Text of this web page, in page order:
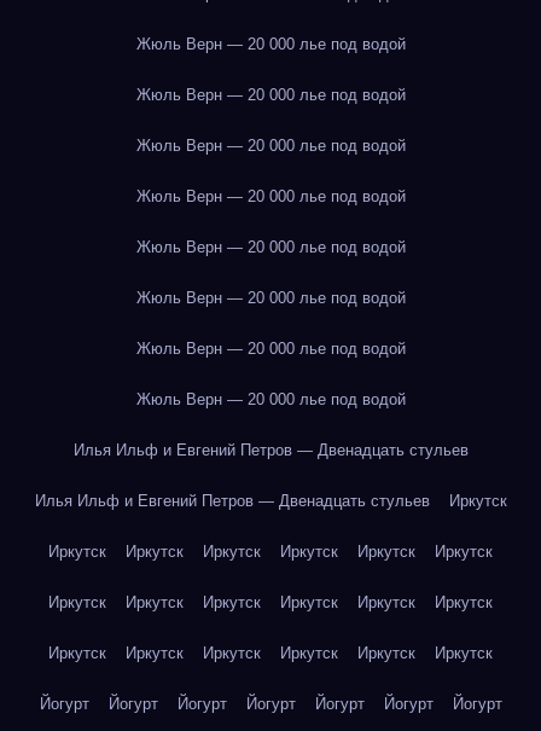
Жюль Верн — 20 000 лье под водой
Жюль Верн — 20 000 лье под водой
Жюль Верн — 20 000 лье под водой
Жюль Верн — 20 000 лье под водой
Жюль Верн — 20 000 лье под водой
Жюль Верн — 20 000 лье под водой
Жюль Верн — 20 000 лье под водой
Жюль Верн — 20 000 лье под водой
Илья Ильф и Евгений Петров — Двенадцать стульев
Илья Ильф и Евгений Петров — Двенадцать стульев Иркутск
Иркутск Иркутск Иркутск Иркутск Иркутск Иркутск
Иркутск Иркутск Иркутск Иркутск Иркутск Иркутск
Иркутск Иркутск Иркутск Иркутск Иркутск Иркутск
Йогурт Йогурт Йогурт Йогурт Йогурт Йогурт Йогурт